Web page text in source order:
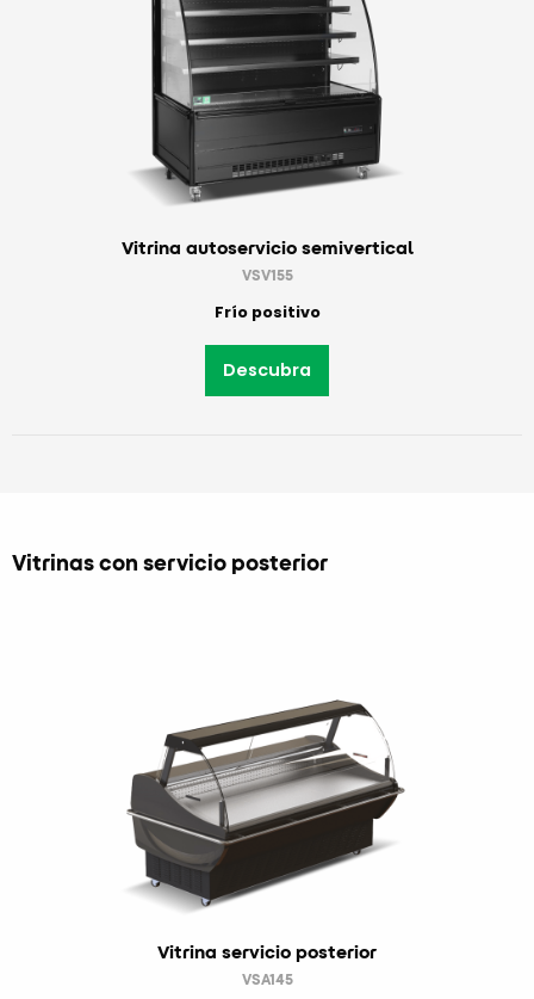
Vitrina autoservicio semivertical
VSV155
Frío positivo
Descubra
Vitrinas con servicio posterior
Vitrina servicio posterior
VSA145